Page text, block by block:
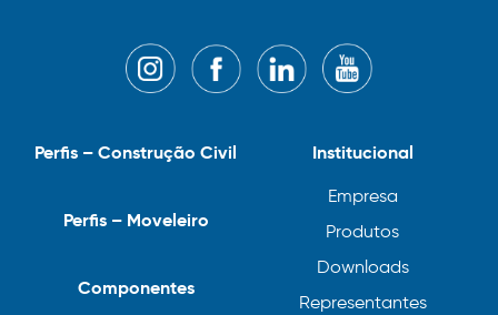
Institucional
Empresa
Produtos
Downloads
Representantes
Perfis – Construção Civil
Perfis – Moveleiro
Componentes